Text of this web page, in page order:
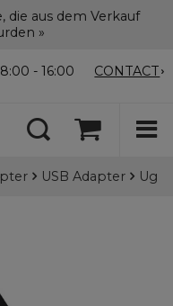
aus dem Verkauf
»
8:00 - 16:00 CONTACT
USB Adapter